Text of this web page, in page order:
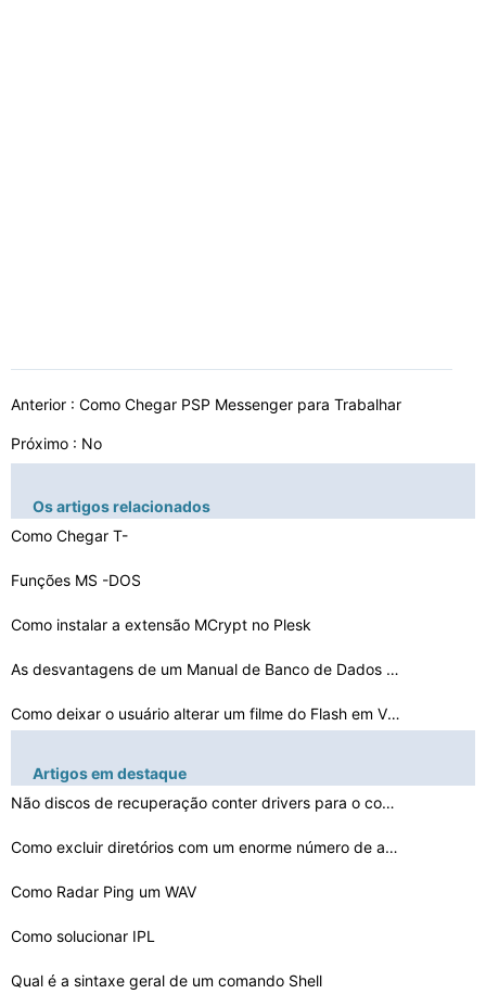
Anterior : Como Chegar PSP Messenger para Trabalhar
Próximo : No
Os artigos relacionados
Como Chegar T-
Funções MS -DOS
Como instalar a extensão MCrypt no Plesk
As desvantagens de um Manual de Banco de Dados do Siste…
Como deixar o usuário alterar um filme do Flash em Vis…
Como Sair do Chrome OS
Caracteres do teclado escondidos
Como fazer um servidor mestre para SRB2
Apache Jackrabbit JSP Tutorial
Artigos em destaque
Não discos de recuperação conter drivers para o comp…
Como excluir diretórios com um enorme número de arqui…
Como Radar Ping um WAV
Como solucionar IPL
Qual é a sintaxe geral de um comando Shell